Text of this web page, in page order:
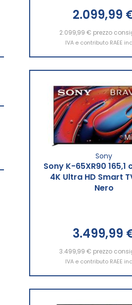
2.099,99
2.099,99 € prezzo
IVA e contributo RAEE
Aggiungi al
Sony
Sony K-65XR90
4K Ultra HD Smart
Nero
3.499,99
3.499,99 € prezzo
IVA e contributo RAEE
Aggiungi al